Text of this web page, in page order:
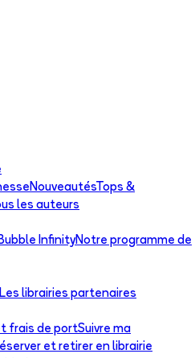
NouveautésTops &
les auteurs
InfinityNotre programme de
Les librairies partenaires
frais de portSuivre ma
et retirer en librairie